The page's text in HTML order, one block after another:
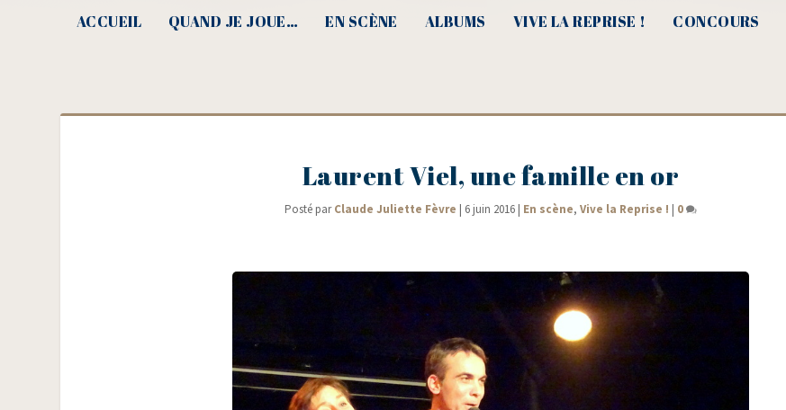
ACCUEIL QUAND JE JOUE… EN SCÈNE ALBUMS VIVE LA REPRISE ! CONCOURS
Laurent Viel, une famille en or
Posté parClaude Juliette Fèvre | 6 juin 2016 | En scène,Vive la Reprise ! | 0